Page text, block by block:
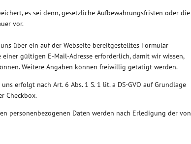
es sei denn, gesetzliche Aufbewahrungsfristen oder die
vor.
über ein auf der Webseite bereitgestelltes Formular
einer gültigen E-Mail-Adresse erforderlich, damit wir wissen,
Weitere Angaben können freiwillig getätigt werden.
erfolgt nach Art. 6 Abs. 1 S. 1 lit. a DS-GVO auf Grundlage
Checkbox.
personenbezogenen Daten werden nach Erledigung der von